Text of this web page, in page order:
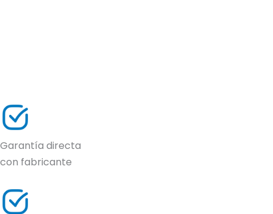
Garantía directa
con fabricante